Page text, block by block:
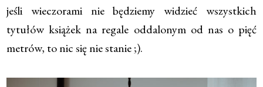
jeśli wieczorami nie będziemy widzieć wszystkich
tytułów książek na regale oddalonym od nas o pięć
metrów, to nic się nie stanie ;).